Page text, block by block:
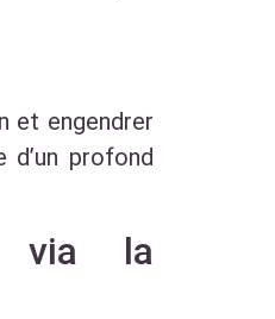
et engendrer
profond
via la